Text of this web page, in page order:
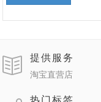
提供服务
淘宝直营店
热门标签